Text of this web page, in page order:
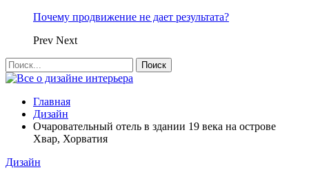
Почему продвижение не дает результата?
Prev Next
Главная
Дизайн
Очаровательный отель в здании 19 века на острове
Хвар, Хорватия
Дизайн